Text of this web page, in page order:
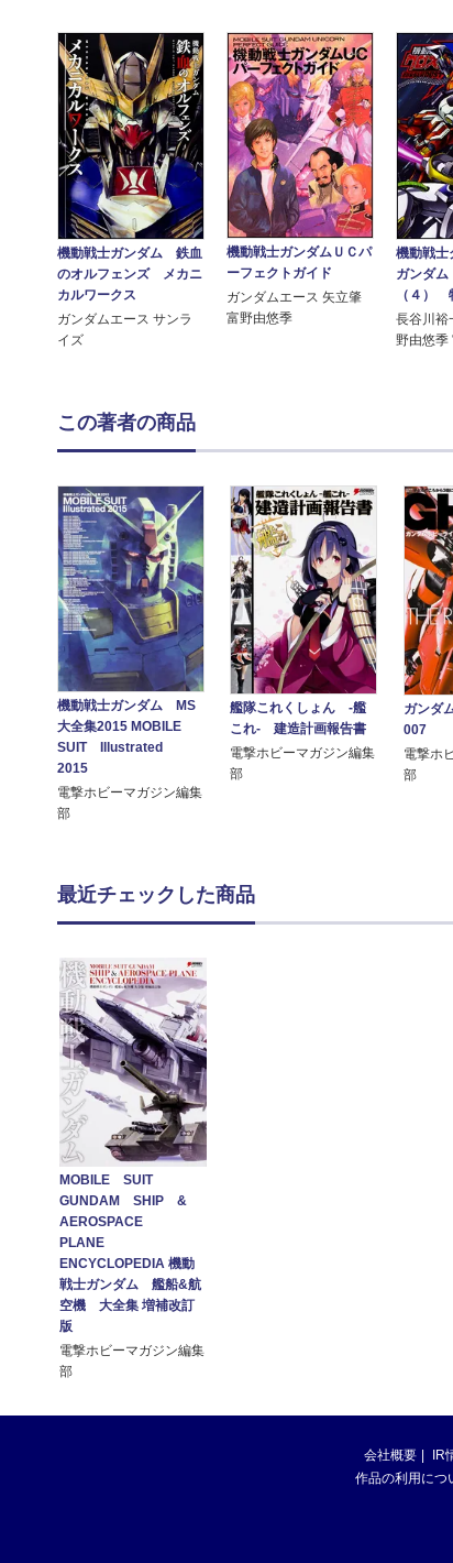
機動戦士ガンダム 鉄血
のオルフェンズ メカニ
カルワークス
ガンダムエース サンラ
イズ
機動戦士ガンダムＵＣパ
ーフェクトガイド
ガンダムエース 矢立肇
富野由悠季
機動戦士
ガンダ
（４）
長谷川裕
野由悠季
この著者の商品
機動戦士ガンダム MS
大全集2015 MOBILE
SUIT Illustrated
2015
電撃ホビーマガジン編集
部
艦隊これくしょん -艦
これ- 建造計画報告書
電撃ホビーマガジン編集
部
ガンダ
007
電撃ホ
部
最近チェックした商品
MOBILE SUIT
GUNDAM SHIP &
AEROSPACE
PLANE
ENCYCLOPEDIA 機動
戦士ガンダム 艦船&航
空機 大全集 増補改訂
版
電撃ホビーマガジン編集
部
会社概要 IR
作品の利用につ